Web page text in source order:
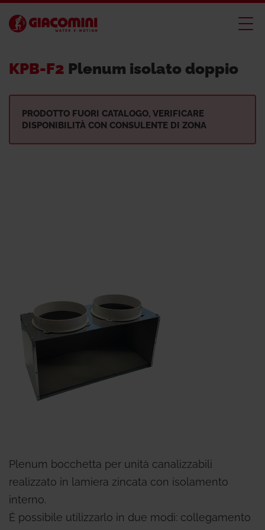
KPB-F2 Plenum isolato doppio
PRODOTTO FUORI CATALOGO, VERIFICARE
DISPONIBILITÀ CON CONSULENTE DI ZONA
Plenum bocchetta per unità canalizzabili
realizzato in lamiera zincata con isolamento
interno.
È possibile utilizzarlo in due modi: collegamento